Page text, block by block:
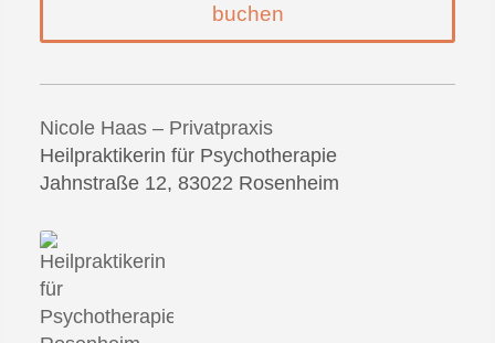
buchen
Nicole Haas – Privatpraxis
Heilpraktikerin für Psychotherapie
Jahnstraße 12, 83022 Rosenheim